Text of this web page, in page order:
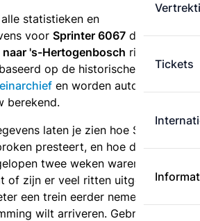
Tickets
statistieken en
voor Sprinter 6067 dievan
naar 's-Hertogenbosch rijdt. Deze
op de historische
en worden automatisch
berekend.
laten je zien hoe Sprinter
presteert, en hoe de
twee weken waren. Is deze
of zijn er veel ritten uitgevallen?
een trein eerder nemen als je
wilt arriveren. Gebruik de